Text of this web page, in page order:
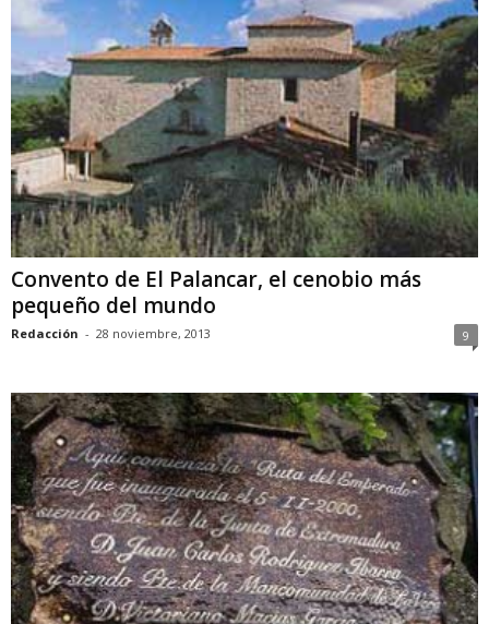
Convento de El Palancar, el cenobio más
pequeño del mundo
Redacción - 28 noviembre, 2013 9